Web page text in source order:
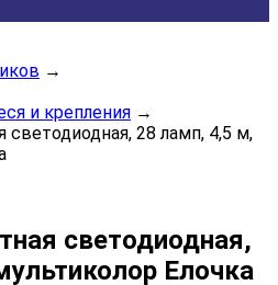
→
и крепления →
светодиодная, 28 ламп, 4,5 м,
светодиодная,
Елочка